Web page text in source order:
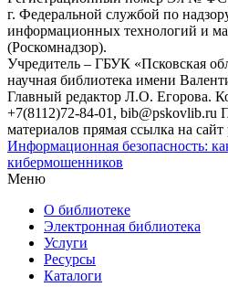
г. Федеральной службой по
информационных технологий и
(Роскомнадзор).
Учредитель – ГБУК «Псковская
научная библиотека имени
Главный редактор Л.О. Егорова.
+7(8112)72-84-01, bib@pskovlib.ru
материалов прямая ссылка на сайт
Информационная безопасность:
кибермошенников
Меню
О библиотеке
Электронная библиотека
Услуги
Ресурсы
Каталоги